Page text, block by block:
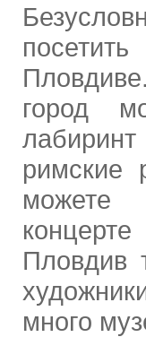
город
римские
можете
Пловдив
много